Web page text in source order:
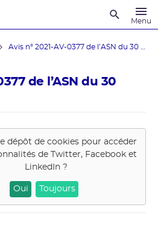
Menu
de l’ASN du 30
dépôt de cookies pour accéder
deTwitter, Facebook et
LinkedIn ?
Oui Toujours